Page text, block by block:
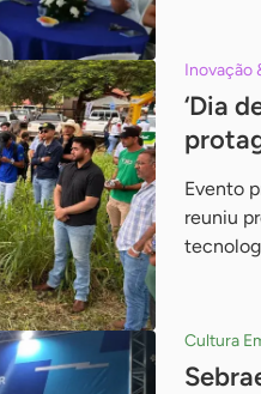
Inovação
‘Dia
Evento
reuniu
Cultura